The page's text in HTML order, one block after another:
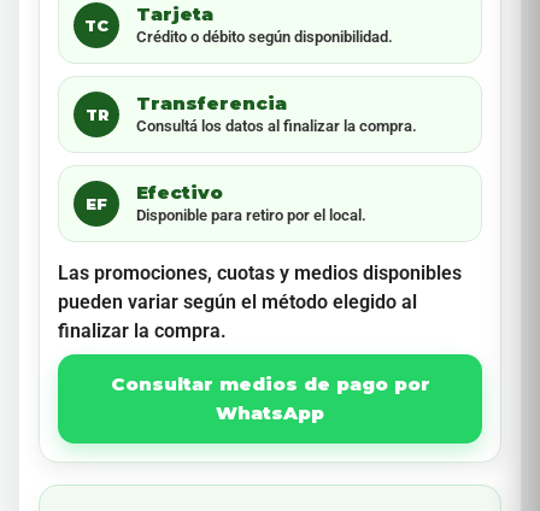
TC
Tarjeta
Crédito o débito según disponibilidad.
TR
Transferencia
Consultá los datos al finalizar la compra.
EF
Efectivo
Disponible para retiro por el local.
Las promociones, cuotas y medios disponibles
pueden variar según el método elegido al
finalizar la compra.
Consultar medios de pago por
WhatsApp